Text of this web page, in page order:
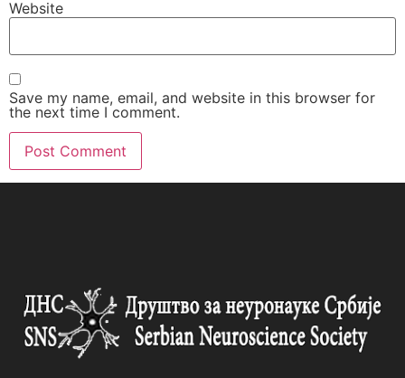
Website
Save my name, email, and website in this browser for
the next time I comment.